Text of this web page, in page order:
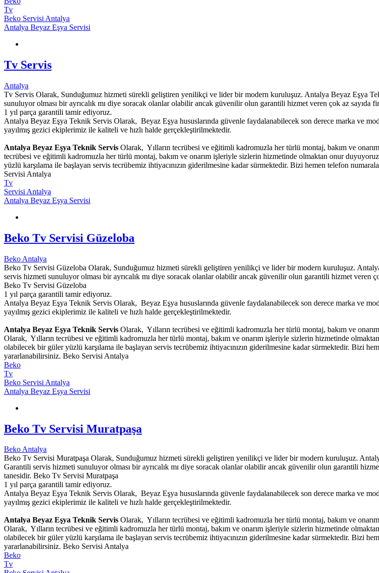
Tv
Beko Servisi Antalya
Antalya Beyaz Eşya Servisi
Tv Servis
Antalya
Tv Servis Olarak, Sunduğumuz hizmeti sürekli geliştiren yenilikçi ve lider bir modern kuruluşuz. Antalya Beyaz Eşya
sunuluyor olması bir ayrıcalık mı diye soracak olanlar olabilir ancak güvenilir olun garantili hizmet veren çok az
1 yıl parça garantili tamir ediyoruz.
Antalya Beyaz Eşya Teknik Servis Olarak, Beyaz Eşya hususlarında güvenle faydalanabilecek son derece marka ve
yayılmış gezici ekiplerimiz ile kaliteli ve hızlı halde gerçekleştirilmektedir.
Antalya Beyaz Eşya Teknik Servis Olarak, Yılların tecrübesi ve eğitimli kadromuzla her türlü montaj, bakım ve
tecrübesi ve eğitimli kadromuzla her türlü montaj, bakım ve onarım işleriyle sizlerin hizmetinde olmaktan onur duyuyoruz.
yüzlü karşılama ile başlayan servis tecrübemiz ihtiyacınızın giderilmesine kadar sürmektedir. Bizi hemen telefon
Servisi Antalya
Tv
Servisi Antalya
Antalya Beyaz Eşya Servisi
Beko Tv Servisi Güzeloba
Beko Antalya
Beko Tv Servisi Güzeloba Olarak, Sunduğumuz hizmeti sürekli geliştiren yenilikçi ve lider bir modern kuruluşuz.
servis hizmeti sunuluyor olması bir ayrıcalık mı diye soracak olanlar olabilir ancak güvenilir olun garantili hizmet veren
Beko Tv Servisi Güzeloba
1 yıl parça garantili tamir ediyoruz.
Antalya Beyaz Eşya Teknik Servis Olarak, Beyaz Eşya hususlarında güvenle faydalanabilecek son derece marka ve
yayılmış gezici ekiplerimiz ile kaliteli ve hızlı halde gerçekleştirilmektedir.
Antalya Beyaz Eşya Teknik Servis Olarak, Yılların tecrübesi ve eğitimli kadromuzla her türlü montaj, bakım ve
Olarak, Yılların tecrübesi ve eğitimli kadromuzla her türlü montaj, bakım ve onarım işleriyle sizlerin hizmetinde olmaktan
olabilecek bir güler yüzlü karşılama ile başlayan servis tecrübemiz ihtiyacınızın giderilmesine kadar sürmektedir. Bizi
yararlanabilirsiniz. Beko Servisi Antalya
Beko
Tv
Beko Servisi Antalya
Antalya Beyaz Eşya Servisi
Beko Tv Servisi Muratpaşa
Beko Antalya
Beko Tv Servisi Muratpaşa Olarak, Sunduğumuz hizmeti sürekli geliştiren yenilikçi ve lider bir modern kuruluşuz.
Garantili servis hizmeti sunuluyor olması bir ayrıcalık mı diye soracak olanlar olabilir ancak güvenilir olun garantili
tanesidir. Beko Tv Servisi Muratpaşa
1 yıl parça garantili tamir ediyoruz.
Antalya Beyaz Eşya Teknik Servis Olarak, Beyaz Eşya hususlarında güvenle faydalanabilecek son derece marka ve
yayılmış gezici ekiplerimiz ile kaliteli ve hızlı halde gerçekleştirilmektedir.
Antalya Beyaz Eşya Teknik Servis Olarak, Yılların tecrübesi ve eğitimli kadromuzla her türlü montaj, bakım ve
Olarak, Yılların tecrübesi ve eğitimli kadromuzla her türlü montaj, bakım ve onarım işleriyle sizlerin hizmetinde olmaktan
olabilecek bir güler yüzlü karşılama ile başlayan servis tecrübemiz ihtiyacınızın giderilmesine kadar sürmektedir. Bizi
yararlanabilirsiniz. Beko Servisi Antalya
Beko
Tv